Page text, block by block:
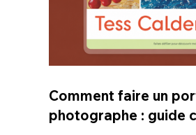
Comment faire un
photographe : guide